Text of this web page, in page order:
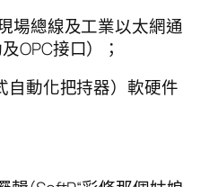
場總線及工業以太網通
OPC接口）；
自動化把持器）軟硬件